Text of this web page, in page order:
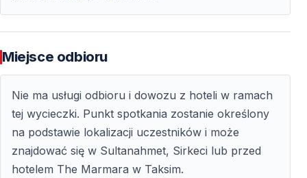
oraz zapoznać się z ofertą wysokiej jakości produktów
Udział w zakupach jest całkowicie
zależny od przebiegu wycieczki.
Szczegóły wycieczki
Informacje ogólne
Miejsce odbioru
Nie ma usługi odbioru i dowozu z hoteli w ramach
tej wycieczki. Punkt spotkania zostanie określony
na podstawie lokalizacji uczestników i może
znajdować się w Sultanahmet, Sirkeci lub przed
hotelem The Marmara w Taksim.